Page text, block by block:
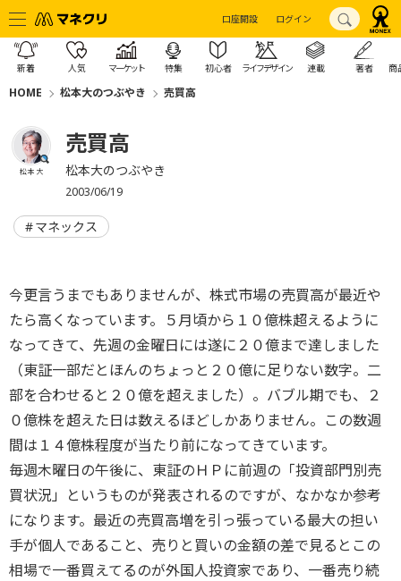
口座開設 ログイン
新着 人気 マーケット 特集 初心者 ライフデザイン 連載 著者 商
HOME 松本大のつぶやき 売買高
松本 大
売買高
松本大のつぶやき
2003/06/19
マネックス
今更言うまでもありませんが、株式市場の売買高が最近や
たら高くなっています。５月頃から１０億株超えるように
なってきて、先週の金曜日には遂に２０億まで達しました
（東証一部だとほんのちょっと２０億に足りない数字。二
部を合わせると２０億を超えました）。バブル期でも、２
０億株を超えた日は数えるほどしかありません。この数週
間は１４億株程度が当たり前になってきています。
毎週木曜日の午後に、東証のＨＰに前週の「投資部門別売
買状況」というものが発表されるのですが、なかなか参考
になります。最近の売買高増を引っ張っている最大の担い
手が個人であること、売りと買いの金額の差で見るとこの
相場で一番買えてるのが外国人投資家であり、一番売り続